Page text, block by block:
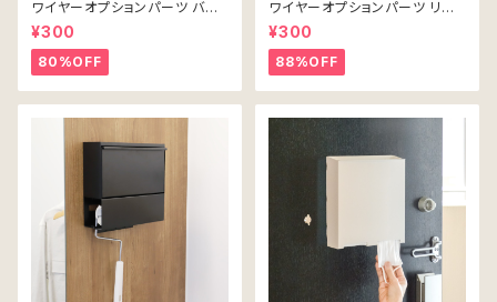
ワイヤーオプションパーツ バー
フック・ロング
¥300
80%OFF
ワイヤーオプションパーツ リュッ
クハンガー
¥300
88%OFF